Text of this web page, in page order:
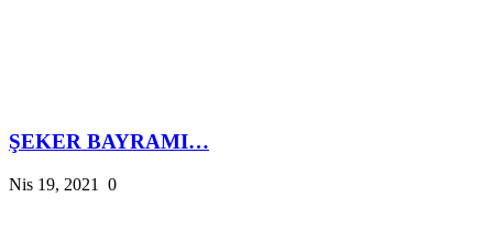
ŞEKER BAYRAMI…
Nis 19, 2021 0